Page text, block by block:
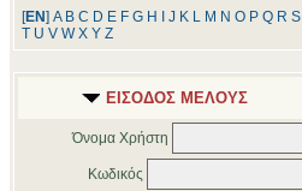
[ΕΝ] A B C D E F G H J K L M N O P Q R S
T U V W X Y Z
ΕΙΣΟΔΟΣ ΜΕΛΟΥΣ
Όνομα Χρήστη
Κωδικός